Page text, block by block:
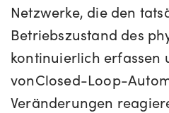
Netzwerke, die den
Betriebszustand des
kontinuierlich erfassen
vonClosed-Loop-
Veränderungen